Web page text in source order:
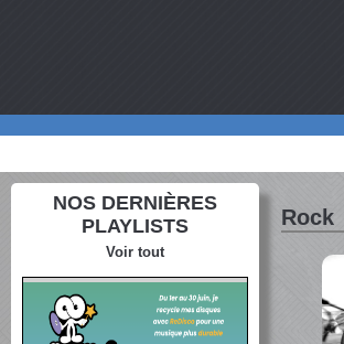
NOS DERNIÈRES
PLAYLISTS
Voir tout
Rock